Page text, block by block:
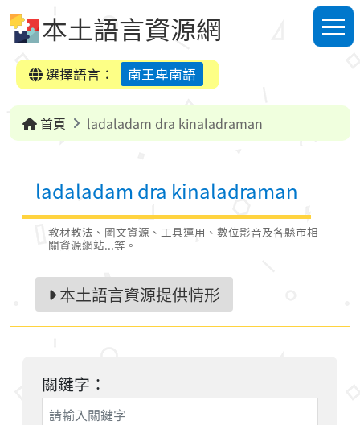
本土語言資源網
選單
選擇語言：
南王卑南語
首頁 ladaladam dra kinaladraman
ladaladam dra kinaladraman
教材教法、圖文資源、工具運用、數位影音及各縣市相
關資源網站...等。
本土語言資源提供情形
關鍵字：